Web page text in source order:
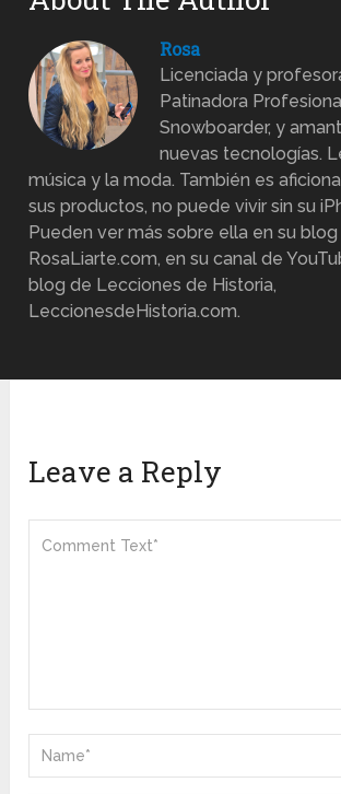
Rosa
Licenciada y
Patinadora
Snowboarder, y
nuevas tecnologías.
música y la moda. También es
sus productos, no puede vivir sin su
Pueden ver más sobre ella en su blog
RosaLiarte.com, en su canal de
blog de Lecciones de Historia,
LeccionesdeHistoria.com.
Leave a Reply